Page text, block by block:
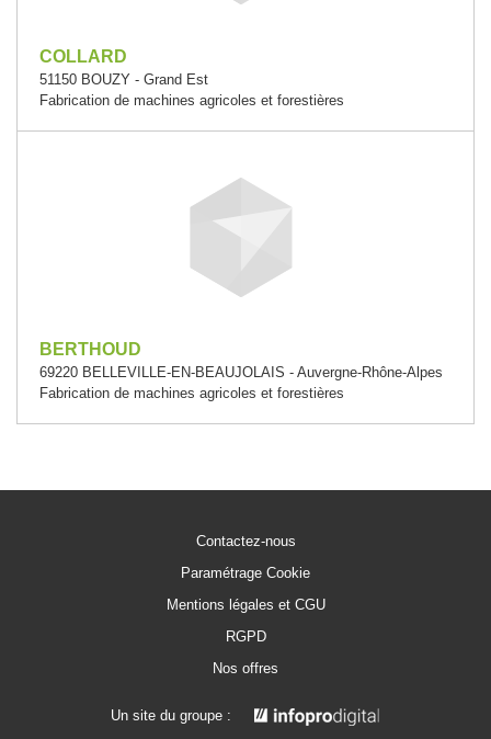
COLLARD
51150 BOUZY - Grand Est
Fabrication de machines agricoles et forestières
BERTHOUD
69220 BELLEVILLE-EN-BEAUJOLAIS - Auvergne-Rhône-Alpes
Fabrication de machines agricoles et forestières
Contactez-nous
Paramétrage Cookie
Mentions légales et CGU
RGPD
Nos offres
Un site du groupe :